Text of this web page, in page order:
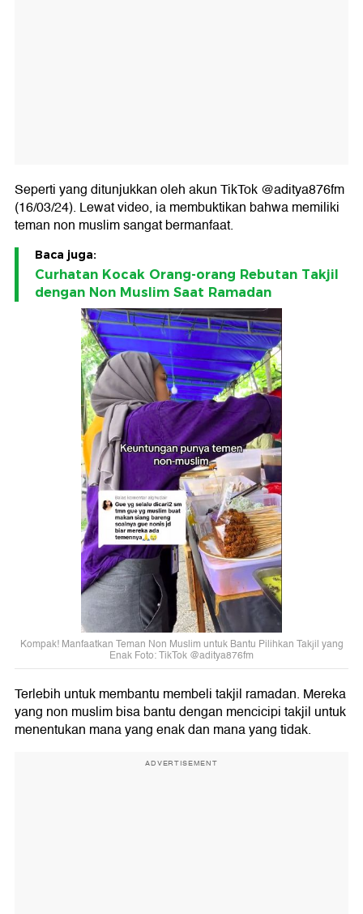
Seperti yang ditunjukkan oleh akun TikTok @aditya876fm
(16/03/24). Lewat video, ia membuktikan bahwa memiliki
teman non muslim sangat bermanfaat.
Baca juga:
Curhatan Kocak Orang-orang Rebutan Takjil
dengan Non Muslim Saat Ramadan
Kompak! Manfaatkan Teman Non Muslim untuk Bantu Pilihkan Takjil yang
Enak Foto: TikTok @aditya876fm
Terlebih untuk membantu membeli takjil ramadan. Mereka
yang non muslim bisa bantu dengan mencicipi takjil untuk
menentukan mana yang enak dan mana yang tidak.
ADVERTISEMENT